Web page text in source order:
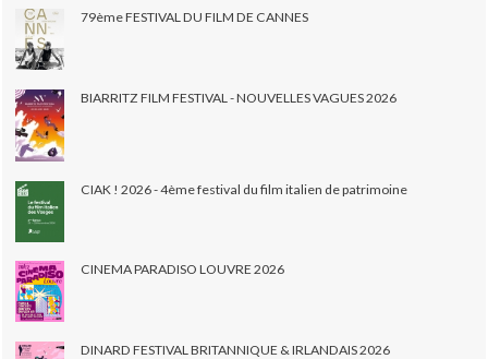
79ème FESTIVAL DU FILM DE CANNES
BIARRITZ FILM FESTIVAL - NOUVELLES VAGUES 2026
CIAK ! 2026 - 4ème festival du film italien de patrimoine
CINEMA PARADISO LOUVRE 2026
DINARD FESTIVAL BRITANNIQUE & IRLANDAIS 2026